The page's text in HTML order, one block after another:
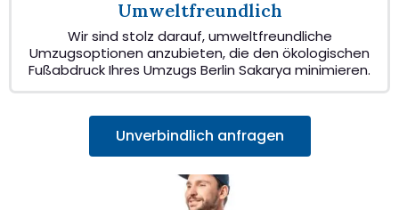
Umweltfreundlich
Wir sind stolz darauf, umweltfreundliche
Umzugsoptionen anzubieten, die den ökologischen
Fußabdruck Ihres Umzugs Berlin Sakarya minimieren.
Unverbindlich anfragen